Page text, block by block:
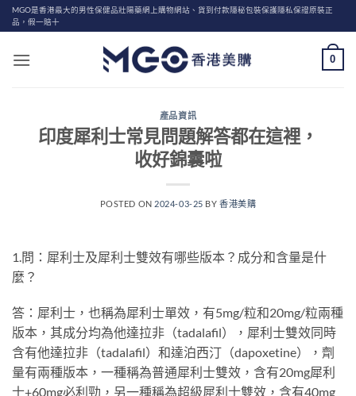
Skip
to
MGO是香港最大的男性保健品壯陽藥網上購物網站、貨到付款隱秘包裝保護隱私保證原裝正
品，假一賠十
0
產品資訊
印度犀利士常見問題解答都在這裡，
收好錦囊啦
POSTED ON 2024-03-25 BY香港美購
1.問：犀利士及犀利士雙效有哪些版本？成分和含量是什
麼？
答：犀利士，也稱為犀利士單效，有5mg/粒和20mg/粒兩種
版本，其成分均為他達拉非（tadalafil），犀利士雙效同時
含有他達拉非（tadalafil）和達泊西汀（dapoxetine），劑
量有兩種版本，一種稱為普通犀利士雙效，含有20mg犀利
士+60mg必利勁，另一種稱為超級犀利士雙效，含有40mg